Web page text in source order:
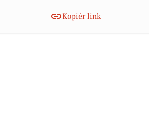
Kopiér link